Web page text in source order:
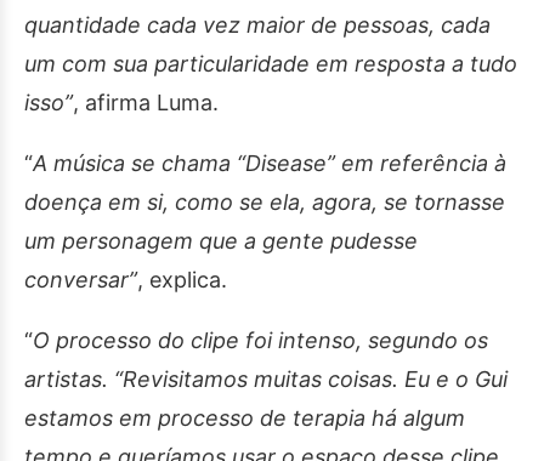
quantidade cada vez maior de pessoas, cada
um com sua particularidade em resposta a tudo
isso”, afirma Luma.
“A música se chama “Disease” em referência à
doença em si, como se ela, agora, se tornasse
um personagem que a gente pudesse
conversar”, explica.
“O processo do clipe foi intenso, segundo os
artistas. “Revisitamos muitas coisas. Eu e o Gui
estamos em processo de terapia há algum